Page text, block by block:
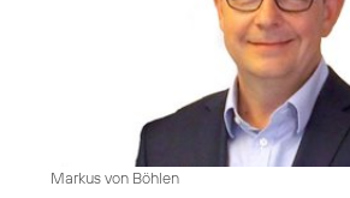
Markus von Böhlen